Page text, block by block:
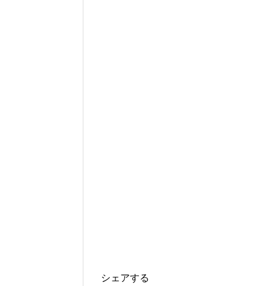
シェアする